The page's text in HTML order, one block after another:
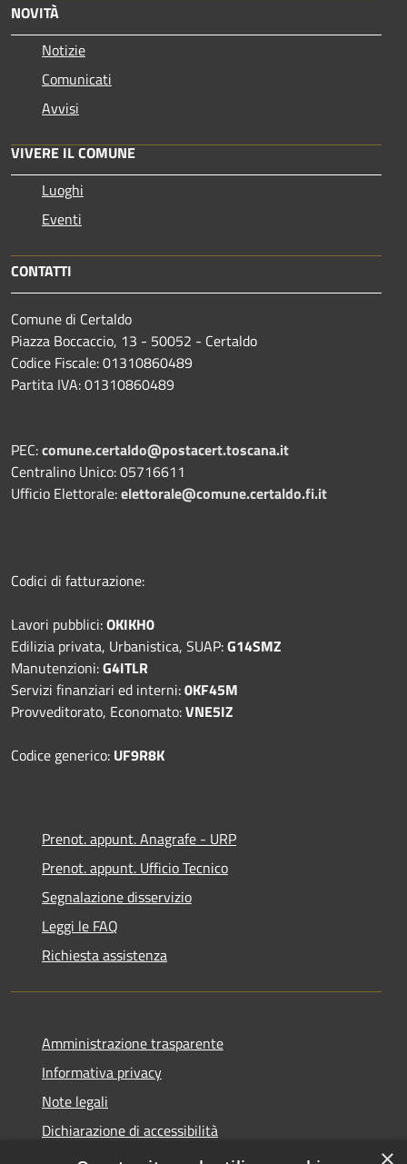
NOVITÀ
Notizie
Comunicati
Avvisi
VIVERE IL COMUNE
Luoghi
Eventi
CONTATTI
Comune di Certaldo
Piazza Boccaccio, 13 - 50052 - Certaldo
Codice Fiscale: 01310860489
Partita IVA: 01310860489
PEC:comune.certaldo@postacert.toscana.it
Centralino Unico: 05716611
Ufficio Elettorale:elettorale@comune.certaldo.fi.it
Codici di fatturazione:
Lavori pubblici:OKIKH0
Edilizia privata, Urbanistica, SUAP:G14SMZ
Manutenzioni:G4ITLR
Servizi finanziari ed interni:0KF45M
Provveditorato, Economato:VNE5IZ
Codice generico: UF9R8K
Prenot. appunt. Anagrafe - URP
Prenot. appunt. Ufficio Tecnico
Segnalazione disservizio
Leggi le FAQ
Richiesta assistenza
Amministrazione trasparente
Informativa privacy
Note legali
Dichiarazione di accessibilità
Whistleblowing